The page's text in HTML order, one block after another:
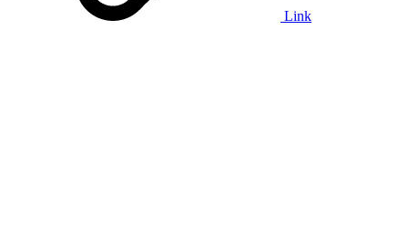
Link